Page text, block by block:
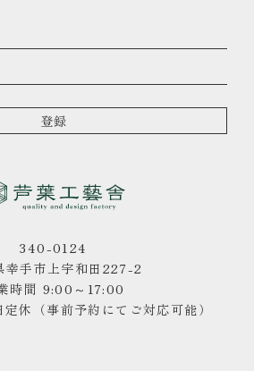
340-0124
幸手市上宇和田227-2
時間 9:00～17:00
休（事前予約にてご対応可能）